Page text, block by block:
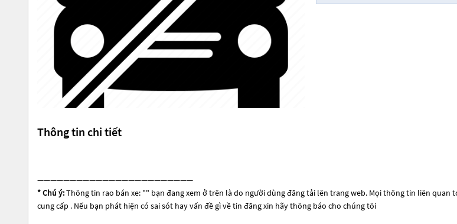
Thông tin chi tiết
————————————————————————
* Chú ý:Thông tin rao bán xe: "" bạn đang xem ở trên là do người dùng đăng tải lên trang web. Mọi thông tin liên quan
cung cấp . Nếu bạn phát hiện có sai sót hay vấn đề gì về tin đăng xin hãy thông báo cho chúng tôi